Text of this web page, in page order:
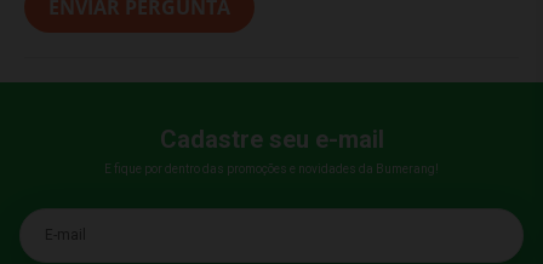
ENVIAR PERGUNTA
Cadastre seu e-mail
E fique por dentro das promoções e novidades da Bumerang!
E-mail